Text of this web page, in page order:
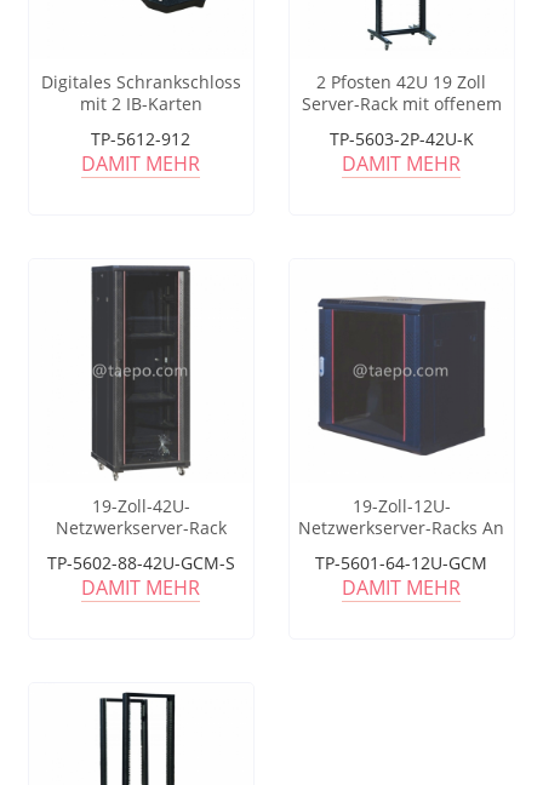
Digitales Schrankschloss
mit 2 IB-Karten
TP-5612-912
DAMIT MEHR
2 Pfosten 42U 19 Zoll
Server-Rack mit offenem
TP-5603-2P-42U-K
DAMIT MEHR
19-Zoll-42U-
Netzwerkserver-Rack
Rechenzentrumsschrank
TP-5602-88-42U-GCM-S
DAMIT MEHR
19-Zoll-12U-
Netzwerkserver-Racks An
Datenschrank-Glastür mit
gebogener
TP-5601-64-12U-GCM
DAMIT MEHR